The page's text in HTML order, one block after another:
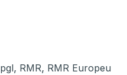
pgl, RMR, RMR Europeu